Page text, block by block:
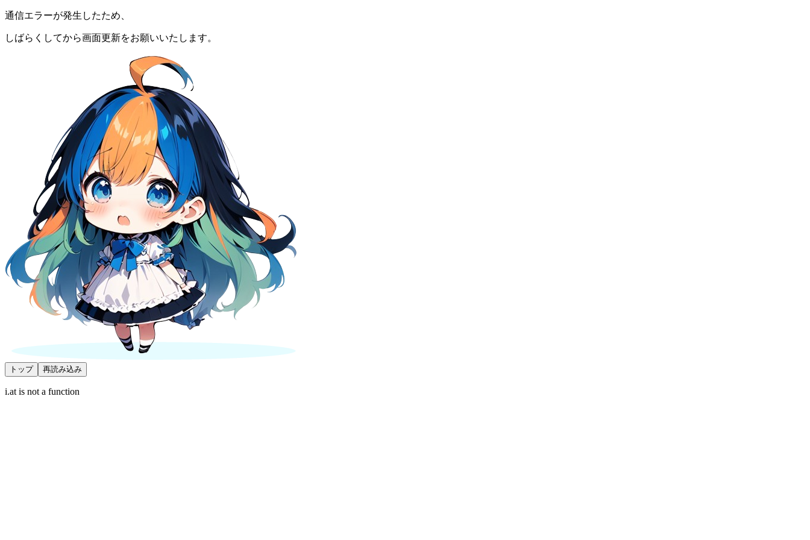
通信エラーが発生したため、
しばらくしてから画面更新をお願いいたします。
トップ 再読み込み
i.at is not a function